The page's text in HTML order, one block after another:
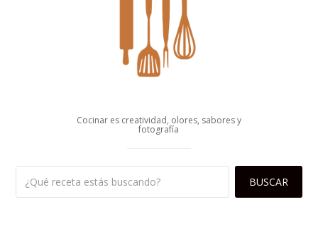
Cocinar es creatividad, olores, sabores y
fotografía